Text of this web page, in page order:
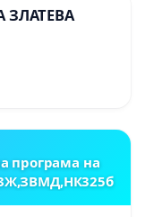
ЗЛАТЕВА
програма на